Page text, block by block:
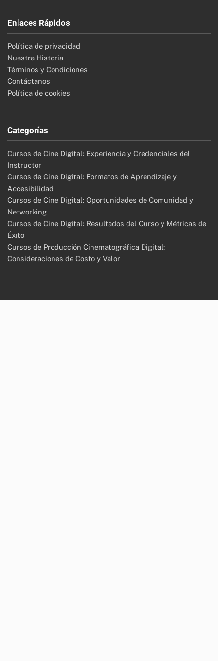
Enlaces Rápidos
Política de privacidad
Nuestra Historia
Términos y Condiciones
Contáctanos
Política de cookies
Categorías
Cursos de Cine Digital: Experiencia y Credenciales del
Instructor
Cursos de Cine Digital: Formatos de Aprendizaje y
Accesibilidad
Cursos de Cine Digital: Oportunidades de Comunidad y
Networking
Cursos de Cine Digital: Resultados del Curso y Métricas de
Éxito
Cursos de Producción Cinematográfica Digital:
Consideraciones de Costo y Valor